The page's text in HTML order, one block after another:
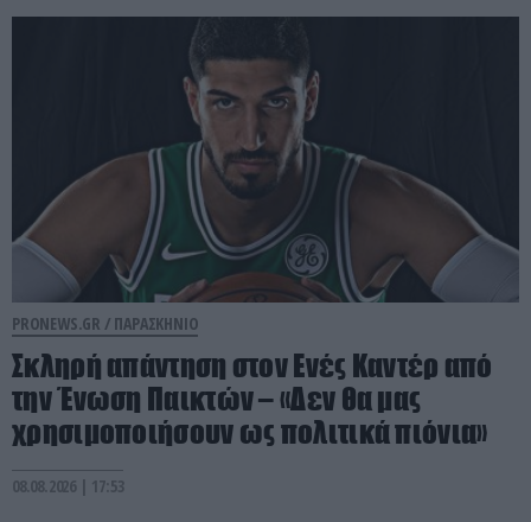
PRONEWS.GR / ΠΑΡΑΣΚΗΝΙΟ
Σκληρή απάντηση στον Ενές Καντέρ από
την Ένωση Παικτών – «Δεν θα μας
χρησιμοποιήσουν ως πολιτικά πιόνια»
08.08.2026 | 17:53